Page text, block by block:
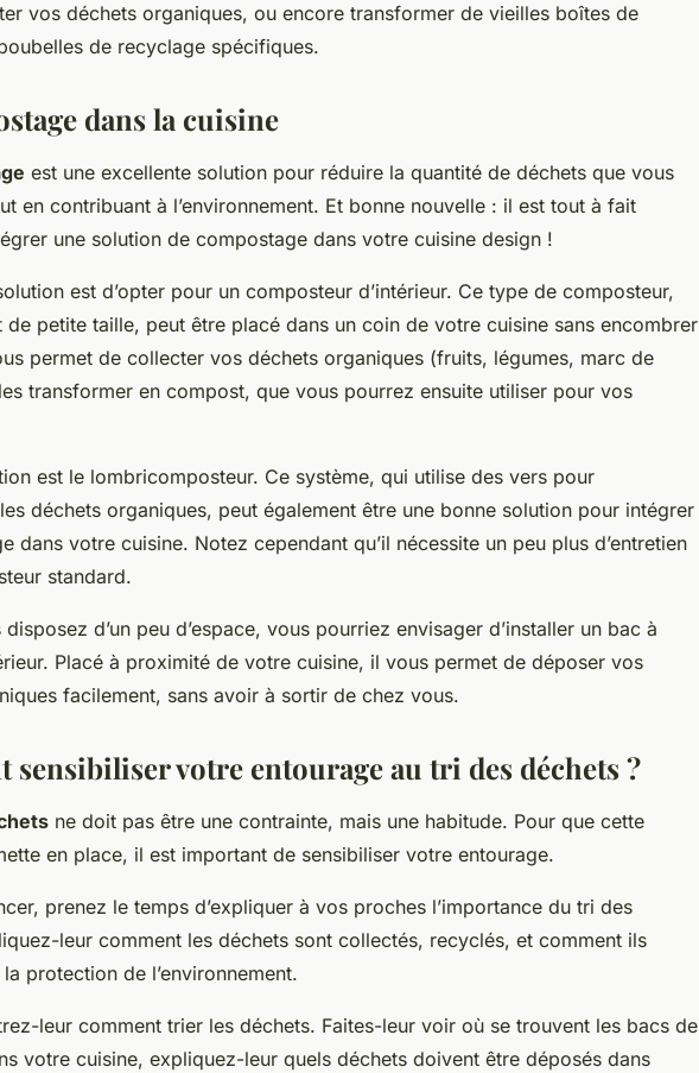
vos déchets organiques, ou encore transformer de vieilles boîtes de
de recyclage spécifiques.
dans la cuisine
est une excellente solution pour réduire la quantité de déchets que vous
en contribuant à l’environnement. Et bonne nouvelle : il est tout à fait
une solution de compostage dans votre cuisine design !
est d’opter pour un composteur d’intérieur. Ce type de composteur,
de petite taille, peut être placé dans un coin de votre cuisine sans encombrer
permet de collecter vos déchets organiques (fruits, légumes, marc de
transformer en compost, que vous pourrez ensuite utiliser pour vos
est le lombricomposteur. Ce système, qui utilise des vers pour
déchets organiques, peut également être une bonne solution pour intégrer
dans votre cuisine. Notez cependant qu’il nécessite un peu plus d’entretien
standard.
d’un peu d’espace, vous pourriez envisager d’installer un bac à
Placé à proximité de votre cuisine, il vous permet de déposer vos
facilement, sans avoir à sortir de chez vous.
sensibiliser votre entourage au tri des déchets ?
ne doit pas être une contrainte, mais une habitude. Pour que cette
en place, il est important de sensibiliser votre entourage.
prenez le temps d’expliquer à vos proches l’importance du tri des
leur comment les déchets sont collectés, recyclés, et comment ils
protection de l’environnement.
leur comment trier les déchets. Faites-leur voir où se trouvent les bacs de
votre cuisine, expliquez-leur quels déchets doivent être déposés dans